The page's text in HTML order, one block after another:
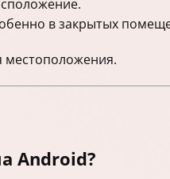
в закрытых
местоположения.
Android?